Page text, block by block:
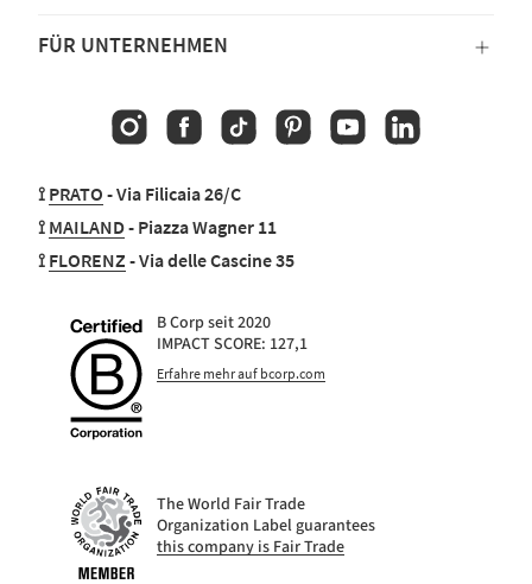
FÜR UNTERNEHMEN
InstagramFacebookTikTokPinterestYouTubeLinkedin
⟟ PRATO - Via Filicaia 26/C
⟟ MAILAND- Piazza Wagner 11
⟟ FLORENZ - Via delle Cascine 35
B Corp seit 2020
IMPACT SCORE: 127,1
Erfahre mehr auf bcorp.com
The World Fair Trade
Organization Label guarantees
this company is Fair Trade